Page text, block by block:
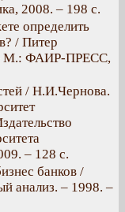
2008. – 198 с.
определить
/ Питер
– М.: ФАИР-ПРЕСС,
/ Н.И.Чернова.
– 128 с.
банков /
анализ. – 1998. –